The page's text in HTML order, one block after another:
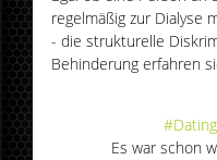
regelmäßig zur Dialyse
- die strukturelle
Behinderung erfahren
Es war schon